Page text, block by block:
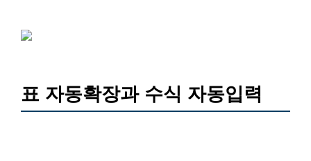
표 자동확장과 수식 자동입력